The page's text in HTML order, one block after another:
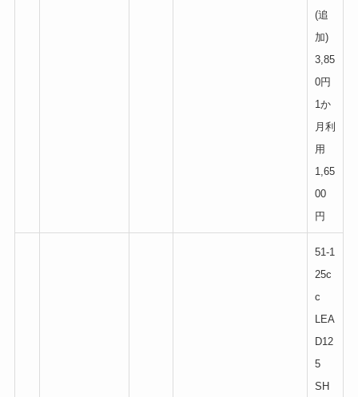
(追
加)
3,85
0円
1か
月利
用
1,65
00
円
51-1
25c
c
LEA
D12
5
SH